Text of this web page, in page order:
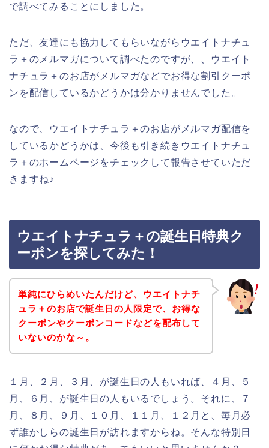
で調べてみることにしました。
ただ、友達にも協力してもらいながらウエイトナチュ
ラ＋のメルマガについて調べたのですが、、ウエイト
ナチュラ＋のお店がメルマガなどでお得な割引クーポ
ンを配信しているかどうかは分かりませんでした。
なので、ウエイトナチュラ＋のお店がメルマガ配信を
しているかどうかは、今後も引き続きウエイトナチュ
ラ＋のホームページをチェックして報告させていただ
きますね♪
ウエイトナチュラ＋の誕生日特典ク
ーポンを探してみた！
単純にひらめいたんだけど、ウエイトナチ
ュラ＋のお店で誕生日の人限定で、お得な
クーポンやクーポンコードなどを配布して
いないのかな～。
１月、２月、３月、が誕生日の人もいれば、４月、５
月、６月、が誕生日の人もいるでしょう。それに、７
月、８月、９月、１０月、１１月、１２月と、毎月必
ず誰かしらの誕生日が訪れますからね。そんな特別日